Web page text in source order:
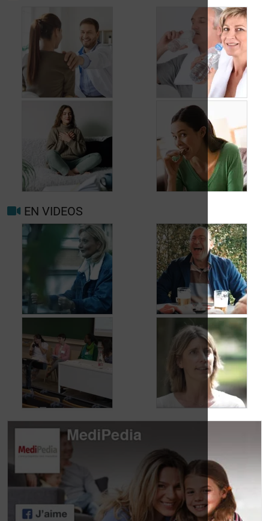
Insuffisance
pancréatique
exocrine
Quand consulter à
nouveau pour
migraine ou maux de
tête?
Prévenir les maux de
tête au jour le jour
Mieux vivre avec la
migraine au
quotidien
Facteurs
déclenchants et de
risque migraine et
maux de tête
EN VIDEOS
Carole, 55 ans, a
aux fuites urinaires
Jean, 58 ans,
profite de la vie
malgré les fuites
urinaires
Journée des
patients atteints de
lymphome:
Mariangela Fiorente,
ALWB
patients atteints de
lymphome: Pr
Virginie De Wilde